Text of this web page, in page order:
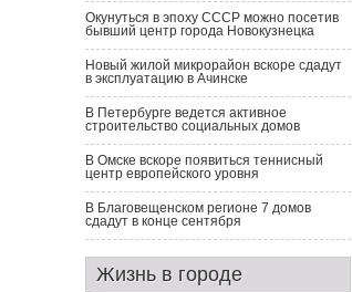
Окунуться в эпоху СССР можно посетив
бывший центр города Новокузнецка
Новый жилой микрорайон вскоре сдадут
в эксплуатацию в Ачинске
В Петербурге ведется активное
строительство социальных домов
В Омске вскоре появиться теннисный
центр европейского уровня
В Благовещенском регионе 7 домов
сдадут в конце сентября
Жизнь в городе